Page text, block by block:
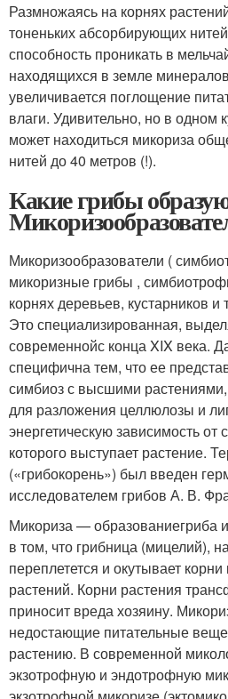
Размножаясь на корнях
тоненьких абсорбирующих
способность проникать в
находящихся в земле
увеличивается поглощение
влаги. Удивительно, но в одном
может находиться микориза
нитей до 40 метров (!).
Какие грибы
Микоризообразователи (
микоризные грибы ,
корнях деревьев, кустарников
Это специализированная,
современнойс конца XIX века.
специфична тем, что ее
симбиоз с высшими
для разложения целлюлозы и
энергетическую зависимость от
которого выступает растение.
(«грибокорень») был введен
исследователем грибов А. В.
Микориза — образованиегриба
в том, что грибница (мицелий),
переплетется и окутывает
растений. Корни растения
приносит вреда хозяину.
недостающие питательные
растению. В современной
экзотрофную и эндотрофную